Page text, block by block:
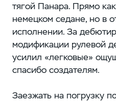
тягой Панара. Прямо
немецком седане, но в
исполнении. За
модификации рулевой
усилил «легковые»
спасибо создателям.
Заезжать на погрузку